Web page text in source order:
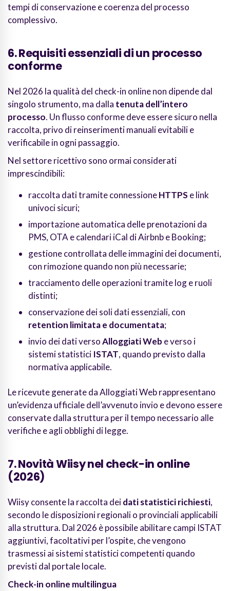
tempi di conservazione e coerenza del processo
complessivo.
6. Requisiti essenziali di un processo
conforme
Nel 2026 la qualità del check-in online non dipende dal
singolo strumento, ma dalla tenuta dell’intero
processo. Un flusso conforme deve essere sicuro nella
raccolta, privo di reinserimenti manuali evitabili e
verificabile in ogni passaggio.
Nel settore ricettivo sono ormai considerati
imprescindibili:
raccolta dati tramite connessioneHTTPS e link
univoci sicuri;
importazione automatica delle prenotazioni da
PMS, OTA e calendari iCal di Airbnb e Booking;
gestione controllata delle immagini dei documenti,
con rimozione quando non più necessarie;
tracciamento delle operazioni tramite log e ruoli
distinti;
conservazione dei soli dati essenziali, con
retention limitata e documentata;
invio dei dati versoAlloggiati Web e verso i
sistemi statistici ISTAT, quando previsto dalla
normativa applicabile.
Le ricevute generate da Alloggiati Web rappresentano
un’evidenza ufficiale dell’avvenuto invio e devono essere
conservate dalla struttura per il tempo necessario alle
verifiche e agli obblighi di legge.
7. Novità Wiisy nel check-in online
(2026)
Wiisy consente la raccolta deidati statistici richiesti,
secondo le disposizioni regionali o provinciali applicabili
alla struttura. Dal 2026 è possibile abilitare campi ISTAT
aggiuntivi, facoltativi per l’ospite, che vengono
trasmessi ai sistemi statistici competenti quando
previsti dal portale locale.
Check-in online multilingua